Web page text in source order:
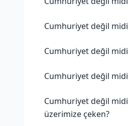
Cumhuriyet değil
Cumhuriyet değil
Cumhuriyet değil
Cumhuriyet değil
üzerimize çeken?